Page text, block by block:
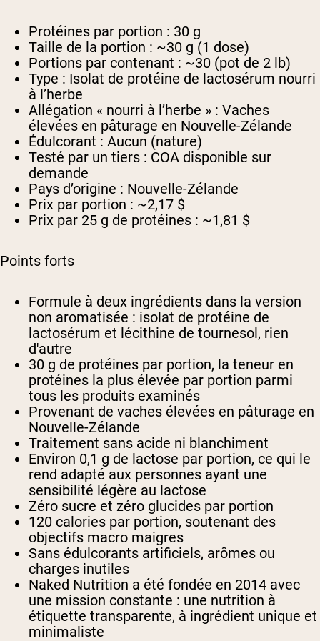
Protéines par portion : 30 g
Taille de la portion : ~30 g (1 dose)
Portions par contenant : ~30 (pot de 2 lb)
Type : Isolat de protéine de lactosérum nourri
à l’herbe
Allégation « nourri à l’herbe » : Vaches
élevées en pâturage en Nouvelle-Zélande
Édulcorant : Aucun (nature)
Testé par un tiers : COA disponible sur
demande
Pays d’origine : Nouvelle-Zélande
Prix par portion : ~2,17 $
Prix par 25 g de protéines : ~1,81 $
Points forts
Formule à deux ingrédients dans la version
non aromatisée : isolat de protéine de
lactosérum et lécithine de tournesol, rien
d'autre
30 g de protéines par portion, la teneur en
protéines la plus élevée par portion parmi
tous les produits examinés
Provenant de vaches élevées en pâturage en
Nouvelle-Zélande
Traitement sans acide ni blanchiment
Environ 0,1 g de lactose par portion, ce qui le
rend adapté aux personnes ayant une
sensibilité légère au lactose
Zéro sucre et zéro glucides par portion
120 calories par portion, soutenant des
objectifs macro maigres
Sans édulcorants artificiels, arômes ou
charges inutiles
Naked Nutrition a été fondée en 2014 avec
une mission constante : une nutrition à
étiquette transparente, à ingrédient unique et
minimaliste